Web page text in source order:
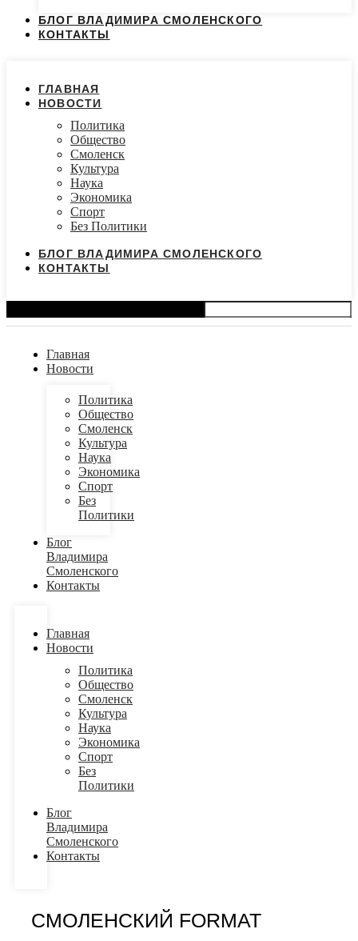
БЛОГ ВЛАДИМИРА СМОЛЕНСКОГО
КОНТАКТЫ
ГЛАВНАЯ
НОВОСТИ
Политика
Общество
Смоленск
Культура
Наука
Экономика
Спорт
Без Политики
БЛОГ ВЛАДИМИРА СМОЛЕНСКОГО
КОНТАКТЫ
Главная
Новости
Политика
Общество
Смоленск
Культура
Наука
Экономика
Спорт
Без
Политики
Блог
Владимира
Смоленского
Контакты
Главная
Новости
Политика
Общество
Смоленск
Культура
Наука
Экономика
Спорт
Без
Политики
Блог
Владимира
Смоленского
Контакты
СМОЛЕНСКИЙ FORMAT